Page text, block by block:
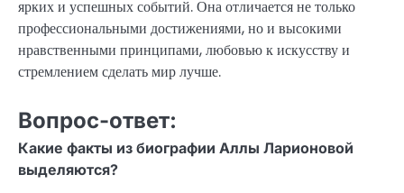
ярких и успешных событий. Она отличается не только
профессиональными достижениями, но и высокими
нравственными принципами, любовью к искусству и
стремлением сделать мир лучше.
Вопрос-ответ:
Какие факты из биографии Аллы Ларионовой
выделяются?